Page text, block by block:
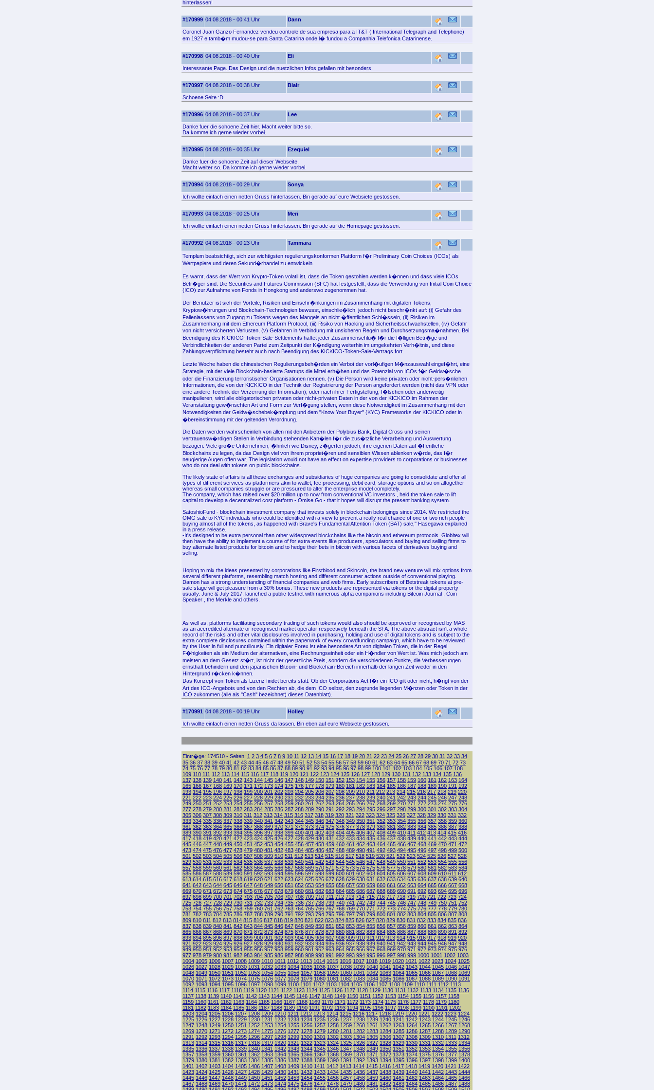
hinterlassen!
#170999 04.08.2018 - 00:41 Uhr Dann
Coronel Juan Ganzo Fernandez vendeu controle de sua empresa para a IT&T ( International Telegraph and Telephone)
em 1927 e tamb�m mudou-se para Santa Catarina onde l� fundou a Companhia Telefonica Catarinense.
#170998 04.08.2018 - 00:40 Uhr Eli
Interessante Page. Das Design und die nuetzlichen Infos gefallen mir besonders.
#170997 04.08.2018 - 00:38 Uhr Blair
Schoene Seite :D
#170996 04.08.2018 - 00:37 Uhr Lee
Danke fuer die schoene Zeit hier. Macht weiter bitte so.
Da komme ich gerne wieder vorbei.
#170995 04.08.2018 - 00:35 Uhr Ezequiel
Danke fuer die schoene Zeit auf dieser Webseite.
Macht weiter so. Da komme ich gerne wieder vorbei.
#170994 04.08.2018 - 00:29 Uhr Sonya
Ich wollte einfach einen netten Gruss hinterlassen. Bin gerade auf eure Websiete gestossen.
#170993 04.08.2018 - 00:25 Uhr Meri
Ich wollte einfach einen netten Gruss hinterlassen. Bin gerade auf die Homepage gestossen.
#170992 04.08.2018 - 00:23 Uhr Tammara
Templum beabsichtigt, sich zur wichtigsten regulierungskonformen Plattform f�r Preliminary Coin Choices (ICOs) als
Wertpapiere und deren Sekund�rhandel zu entwickeln.
Es warnt, dass der Wert von Krypto-Token volatil ist, dass die Token gestohlen werden k�nnen und dass viele ICOs
Betr�ger sind. Die Securities and Futures Commission (SFC) hat festgestellt, dass die Verwendung von Initial Coin Choice
(ICO) zur Aufnahme von Fonds in Hongkong und anderswo zugenommen hat.
Der Benutzer ist sich der Vorteile, Risiken und Einschr�nkungen im Zusammenhang mit digitalen Tokens,
Kryptow�hrungen und Blockchain-Technologien bewusst, einschlie�lich, jedoch nicht beschr�nkt auf: (i) Gefahr des
Fallenlassens von Zugang zu Tokens wegen des Mangels an nicht �ffentlichen Schl�sseln, (ii) Risiken im
Zusammenhang mit dem Ethereum Platform Protocol, (iii) Risiko von Hacking und Sicherheitsschwachstellen, (iv) Gefahr
von nicht versicherten Verlusten, (v) Gefahren in Verbindung mit unsicheren Regeln und Durchsetzungsma�nahmen. Bei
Beendigung des KICKICO-Token-Sale-Settlements haftet jeder Zusammenschlu� f�r die f�lligen Betr�ge und
Verbindlichkeiten der anderen Partei zum Zeitpunkt der K�ndigung weiterhin im umgekehrten Verh�ltnis, und diese
Zahlungsverpflichtung besteht auch nach Beendigung des KICKICO-Token-Sale-Vertrags fort.
Letzte Woche haben die chinesischen Regulierungsbeh�rden ein Verbot der vorl�ufigen M�nzauswahl eingef�hrt, eine
Strategie, mit der viele Blockchain-basierte Startups die Mittel erh�hen und das Potenzial von ICOs f�r Geldw�sche
oder die Finanzierung terroristischer Organisationen nennen. (v) Die Person wird keine privaten oder nicht-pers�nlichen
Informationen, die von der KICKICO in der Technik der Registrierung der Person angefordert werden (nicht das VPN oder
eine andere Technik der Verzerrung der Information), oder nach ihrer Fertigstellung, f�lschen oder anderweitig
manipulieren, wird alle obligatorischen privaten oder nicht-privaten Daten in der von der KICKICO im Rahmen der
Veranstaltung gew�nschten Art und Form zur Verf�gung stellen, wenn diese Notwendigkeit im Zusammenhang mit den
Notwendigkeiten der Geldw�schebek�mpfung und dem "Know Your Buyer" (KYC) Frameworks der KICKICO oder in
�bereinstimmung mit der geltenden Verordnung.
Die Daten werden wahrscheinlich von allen mit den Anbietern der Polybius Bank, Digital Cross und seinen
vertrauensw�rdigen Stellen in Verbindung stehenden Kan�len f�r die zus�tzliche Verarbeitung und Auswertung
bezogen. Viele gro�e Unternehmen, �hnlich wie Disney, z�gerten jedoch, ihre eigenen Daten auf �ffentliche
Blockchains zu legen, da das Design viel von ihrem propriet�ren und sensiblen Wissen ablenken w�rde, das f�r
neugierige Augen offen war. The legislation would not have an effect on expertise providers to corporations or businesses
who do not deal with tokens on public blockchains.
The likely state of affairs is all these exchanges and subsidiaries of huge companies are going to consolidate and offer all
types of different services as platformers akin to wallet, fee processing, debit card, storage options and so on altogether
whereas small companies struggle or are pressured to alter the enterprise model completely.
The company, which has raised over $20 million up to now from conventional VC investors , held the token sale to lift
capital to develop a decentralized cost platform - Omise Go - that it hopes will disrupt the present banking system.
SatoshioFund - blockchain investment company that invests solely in blockchain belongings since 2014. We restricted the
OMG sale to KYC individuals who could be identified with a view to prevent a really real chance of one or two rich people
buying almost all of the tokens, as happened with Brave's Fundamental Attention Token (BAT) sale," Hasegawa explained
in a press release.
-It's designed to be extra personal than other widespread blockchains like the bitcoin and ethereum protocols. Globitex will
then have the ability to implement a course of for extra events like producers, speculators and buying and selling firms to
buy alternate listed products for bitcoin and to hedge their bets in bitcoin with various facets of derivatives buying and
selling.
Hoping to mix the ideas presented by corporations like Firstblood and Skincoin, the brand new venture will mix options from
several different platforms, resembling match hosting and different consumer actions outside of conventional playing.
Damon has a strong understanding of financial companies and web firms. Early subscribers of Betstreak tokens at pre-
sale stage will get pleasure from a 30% bonus. These new products are represented via tokens or the digital property
usually. June & July 2017: launched a public testnet with numerous alpha companions including Bitcoin Journal , Coin
Speaker , the Merkle and others.
As well as, platforms facilitating secondary trading of such tokens would also should be approved or recognised by MAS
as an accredited alternate or recognised market operator respectively beneath the SFA. The above abstract isn't a whole
record of the risks and other vital disclosures involved in purchasing, holding and use of digital tokens and is subject to the
extra complete disclosures contained within the paperwork of every crowdfunding campaign, which have to be reviewed
by the User in full and punctiliously. Ein digitaler Forex ist eine besondere Art von digitalen Token, die in der Regel
F�higkeiten als ein Medium der alternativen, eine Rechnungseinheit oder ein H�ndler von Wert ist. Was mich jedoch am
meisten an dem Gesetz st�rt, ist nicht der gesetzliche Preis, sondern die verschiedenen Punkte, die Verbesserungen
ernsthaft behindern und den japanischen Bitcoin- und Blockchain-Bereich innerhalb der langen Zeit wieder in den
Hintergrund r�cken k�nnen.
Das Konzept von Token als Lizenz findet bereits statt. Ob der Corporations Act f�r ein ICO gilt oder nicht, h�ngt von der
Art des ICO-Angebots und von den Rechten ab, die dem ICO selbst, den zugrunde liegenden M�nzen oder Token in der
ICO zukommen (alle als "Cash" bezeichnet) dieses Datenblatt).
#170991 04.08.2018 - 00:19 Uhr Holley
Ich wollte einfach einen netten Gruss da lassen. Bin eben auf eure Websiete gestossen.
Eintr�ge: 174510 - Seiten: 1 2 3 4 5 6 7 8 9 10 11 12 13 14 15 16 17 18 19 20 21 22 23 24 25 26 27 28 29 30 31 32 33 34
35 36 37 38 39 40 41 42 43 44 45 46 47 48 49 50 51 52 53 54 55 56 57 58 59 60 61 62 63 64 65 66 67 68 69 70 71 72 73
74 75 76 77 78 79 80 81 82 83 84 85 86 87 88 89 90 91 92 93 94 95 96 97 98 99 100 101 102 103 104 105 106 107 108
109 110 111 112 113 114 115 116 117 118 119 120 121 122 123 124 125 126 127 128 129 130 131 132 133 134 135 136
137 138 139 140 141 142 143 144 145 146 147 148 149 150 151 152 153 154 155 156 157 158 159 160 161 162 163 164
165 166 167 168 169 170 171 172 173 174 175 176 177 178 179 180 181 182 183 184 185 186 187 188 189 190 191 192
193 194 195 196 197 198 199 200 201 202 203 204 205 206 207 208 209 210 211 212 213 214 215 216 217 218 219 220
221 222 223 224 225 226 227 228 229 230 231 232 233 234 235 236 237 238 239 240 241 242 243 244 245 246 247 248
249 250 251 252 253 254 255 256 257 258 259 260 261 262 263 264 265 266 267 268 269 270 271 272 273 274 275 276
277 278 279 280 281 282 283 284 285 286 287 288 289 290 291 292 293 294 295 296 297 298 299 300 301 302 303 304
305 306 307 308 309 310 311 312 313 314 315 316 317 318 319 320 321 322 323 324 325 326 327 328 329 330 331 332
333 334 335 336 337 338 339 340 341 342 343 344 345 346 347 348 349 350 351 352 353 354 355 356 357 358 359 360
361 362 363 364 365 366 367 368 369 370 371 372 373 374 375 376 377 378 379 380 381 382 383 384 385 386 387 388
389 390 391 392 393 394 395 396 397 398 399 400 401 402 403 404 405 406 407 408 409 410 411 412 413 414 415 416
417 418 419 420 421 422 423 424 425 426 427 428 429 430 431 432 433 434 435 436 437 438 439 440 441 442 443 444
445 446 447 448 449 450 451 452 453 454 455 456 457 458 459 460 461 462 463 464 465 466 467 468 469 470 471 472
473 474 475 476 477 478 479 480 481 482 483 484 485 486 487 488 489 490 491 492 493 494 495 496 497 498 499 500
501 502 503 504 505 506 507 508 509 510 511 512 513 514 515 516 517 518 519 520 521 522 523 524 525 526 527 528
529 530 531 532 533 534 535 536 537 538 539 540 541 542 543 544 545 546 547 548 549 550 551 552 553 554 555 556
557 558 559 560 561 562 563 564 565 566 567 568 569 570 571 572 573 574 575 576 577 578 579 580 581 582 583 584
585 586 587 588 589 590 591 592 593 594 595 596 597 598 599 600 601 602 603 604 605 606 607 608 609 610 611 612
613 614 615 616 617 618 619 620 621 622 623 624 625 626 627 628 629 630 631 632 633 634 635 636 637 638 639 640
641 642 643 644 645 646 647 648 649 650 651 652 653 654 655 656 657 658 659 660 661 662 663 664 665 666 667 668
669 670 671 672 673 674 675 676 677 678 679 680 681 682 683 684 685 686 687 688 689 690 691 692 693 694 695 696
697 698 699 700 701 702 703 704 705 706 707 708 709 710 711 712 713 714 715 716 717 718 719 720 721 722 723 724
725 726 727 728 729 730 731 732 733 734 735 736 737 738 739 740 741 742 743 744 745 746 747 748 749 750 751 752
753 754 755 756 757 758 759 760 761 762 763 764 765 766 767 768 769 770 771 772 773 774 775 776 777 778 779 780
781 782 783 784 785 786 787 788 789 790 791 792 793 794 795 796 797 798 799 800 801 802 803 804 805 806 807 808
809 810 811 812 813 814 815 816 817 818 819 820 821 822 823 824 825 826 827 828 829 830 831 832 833 834 835 836
837 838 839 840 841 842 843 844 845 846 847 848 849 850 851 852 853 854 855 856 857 858 859 860 861 862 863 864
865 866 867 868 869 870 871 872 873 874 875 876 877 878 879 880 881 882 883 884 885 886 887 888 889 890 891 892
893 894 895 896 897 898 899 900 901 902 903 904 905 906 907 908 909 910 911 912 913 914 915 916 917 918 919 920
921 922 923 924 925 926 927 928 929 930 931 932 933 934 935 936 937 938 939 940 941 942 943 944 945 946 947 948
949 950 951 952 953 954 955 956 957 958 959 960 961 962 963 964 965 966 967 968 969 970 971 972 973 974 975 976
977 978 979 980 981 982 983 984 985 986 987 988 989 990 991 992 993 994 995 996 997 998 999 1000 1001 1002 1003
1004 1005 1006 1007 1008 1009 1010 1011 1012 1013 1014 1015 1016 1017 1018 1019 1020 1021 1022 1023 1024 1025
1026 1027 1028 1029 1030 1031 1032 1033 1034 1035 1036 1037 1038 1039 1040 1041 1042 1043 1044 1045 1046 1047
1048 1049 1050 1051 1052 1053 1054 1055 1056 1057 1058 1059 1060 1061 1062 1063 1064 1065 1066 1067 1068 1069
1070 1071 1072 1073 1074 1075 1076 1077 1078 1079 1080 1081 1082 1083 1084 1085 1086 1087 1088 1089 1090 1091
1092 1093 1094 1095 1096 1097 1098 1099 1100 1101 1102 1103 1104 1105 1106 1107 1108 1109 1110 1111 1112 1113
1114 1115 1116 1117 1118 1119 1120 1121 1122 1123 1124 1125 1126 1127 1128 1129 1130 1131 1132 1133 1134 1135 1136
1137 1138 1139 1140 1141 1142 1143 1144 1145 1146 1147 1148 1149 1150 1151 1152 1153 1154 1155 1156 1157 1158
1159 1160 1161 1162 1163 1164 1165 1166 1167 1168 1169 1170 1171 1172 1173 1174 1175 1176 1177 1178 1179 1180
1181 1182 1183 1184 1185 1186 1187 1188 1189 1190 1191 1192 1193 1194 1195 1196 1197 1198 1199 1200 1201 1202
1203 1204 1205 1206 1207 1208 1209 1210 1211 1212 1213 1214 1215 1216 1217 1218 1219 1220 1221 1222 1223 1224
1225 1226 1227 1228 1229 1230 1231 1232 1233 1234 1235 1236 1237 1238 1239 1240 1241 1242 1243 1244 1245 1246
1247 1248 1249 1250 1251 1252 1253 1254 1255 1256 1257 1258 1259 1260 1261 1262 1263 1264 1265 1266 1267 1268
1269 1270 1271 1272 1273 1274 1275 1276 1277 1278 1279 1280 1281 1282 1283 1284 1285 1286 1287 1288 1289 1290
1291 1292 1293 1294 1295 1296 1297 1298 1299 1300 1301 1302 1303 1304 1305 1306 1307 1308 1309 1310 1311 1312
1313 1314 1315 1316 1317 1318 1319 1320 1321 1322 1323 1324 1325 1326 1327 1328 1329 1330 1331 1332 1333 1334
1335 1336 1337 1338 1339 1340 1341 1342 1343 1344 1345 1346 1347 1348 1349 1350 1351 1352 1353 1354 1355 1356
1357 1358 1359 1360 1361 1362 1363 1364 1365 1366 1367 1368 1369 1370 1371 1372 1373 1374 1375 1376 1377 1378
1379 1380 1381 1382 1383 1384 1385 1386 1387 1388 1389 1390 1391 1392 1393 1394 1395 1396 1397 1398 1399 1400
1401 1402 1403 1404 1405 1406 1407 1408 1409 1410 1411 1412 1413 1414 1415 1416 1417 1418 1419 1420 1421 1422
1423 1424 1425 1426 1427 1428 1429 1430 1431 1432 1433 1434 1435 1436 1437 1438 1439 1440 1441 1442 1443 1444
1445 1446 1447 1448 1449 1450 1451 1452 1453 1454 1455 1456 1457 1458 1459 1460 1461 1462 1463 1464 1465 1466
1467 1468 1469 1470 1471 1472 1473 1474 1475 1476 1477 1478 1479 1480 1481 1482 1483 1484 1485 1486 1487 1488